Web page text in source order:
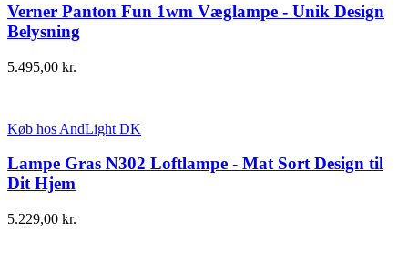
Verner Panton Fun 1wm Væglampe - Unik Design
Belysning
5.495,00 kr.
Køb hos AndLight DK
Lampe Gras N302 Loftlampe - Mat Sort Design til
Dit Hjem
5.229,00 kr.